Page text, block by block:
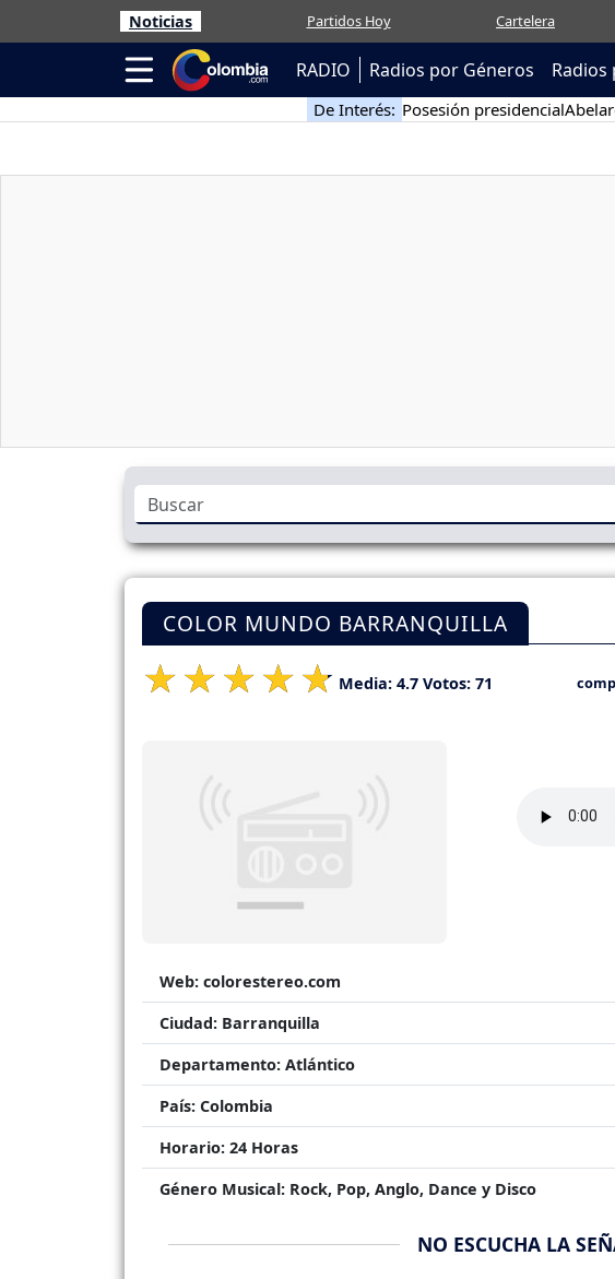
Noticias Partidos Hoy Cartelera
RADIO Radios por Géneros Radios
De Interés: Posesión presidencial
COLOR MUNDO BARRANQUILLA
Media: 4.7 Votos: 71
Web: colorestereo.com
Ciudad: Barranquilla
Departamento: Atlántico
País: Colombia
Horario: 24 Horas
Género Musical: Rock, Pop, Anglo, Dance y Disco
NO ESCUCHA LA